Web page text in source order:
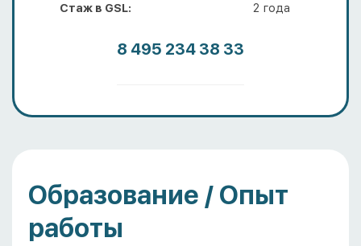
Образование / Опыт
работы
Стаж в GSL:
2 года
8 495 234 38 33